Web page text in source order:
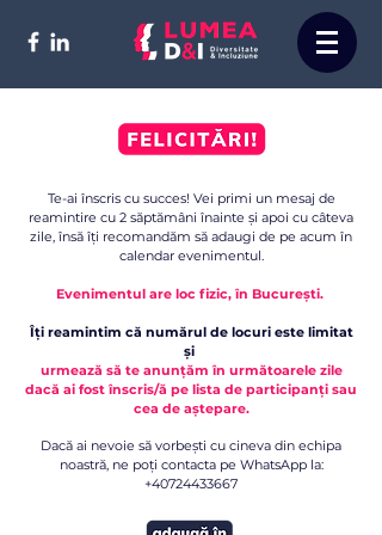
Te-ai înscris cu succes! Vei primi un mesaj de
reamintire cu 2 săptămâni înainte și apoi cu câteva
zile, însă îți recomandăm să adaugi de pe acum în
calendar evenimentul.
Evenimentul are loc fizic, în București.
Îți reamintim că numărul de locuri este limitat
și
urmează să te anunțăm în următoarele zile
dacă ai fost înscris/ă pe lista de participanți sau
cea de aștepare.
Dacă ai nevoie să vorbești cu cineva din echipa
noastră, ne poți contacta pe WhatsApp la:
+40724433667